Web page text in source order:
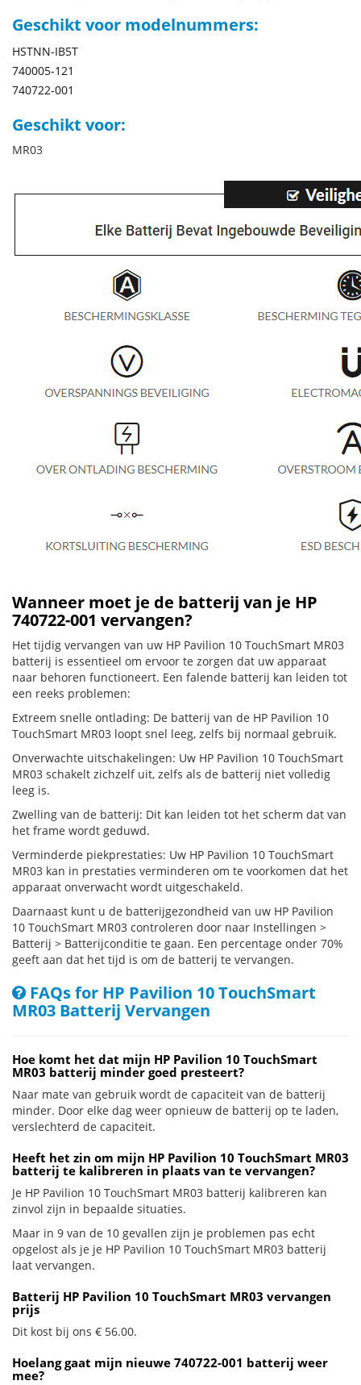
Geschikt voor modelnummers:
HSTNN-IB5T
740005-121
740722-001
Geschikt voor:
MR03
Wanneer moet je de batterij van je HP
740722-001 vervangen?
Het tijdig vervangen van uw HP Pavilion 10 TouchSmart MR03
batterij is essentieel om ervoor te zorgen dat uw apparaat
naar behoren functioneert. Een falende batterij kan leiden tot
een reeks problemen:
Extreem snelle ontlading: De batterij van de HP Pavilion 10
TouchSmart MR03 loopt snel leeg, zelfs bij normaal gebruik.
Onverwachte uitschakelingen: Uw HP Pavilion 10 TouchSmart
MR03 schakelt zichzelf uit, zelfs als de batterij niet volledig
leeg is.
Zwelling van de batterij: Dit kan leiden tot het scherm dat van
het frame wordt geduwd.
Verminderde piekprestaties: Uw HP Pavilion 10 TouchSmart
MR03 kan in prestaties verminderen om te voorkomen dat het
apparaat onverwacht wordt uitgeschakeld.
Daarnaast kunt u de batterijgezondheid van uw HP Pavilion
10 TouchSmart MR03 controleren door naar Instellingen >
Batterij > Batterijconditie te gaan. Een percentage onder 70%
geeft aan dat het tijd is om de batterij te vervangen.
FAQs for HP Pavilion 10 TouchSmart
MR03 Batterij Vervangen
Hoe komt het dat mijn HP Pavilion 10 TouchSmart
MR03 batterij minder goed presteert?
Naar mate van gebruik wordt de capaciteit van de batterij
minder. Door elke dag weer opnieuw de batterij op te laden,
verslechterd de capaciteit.
Heeft het zin om mijn HP Pavilion 10 TouchSmart MR03
batterij te kalibreren in plaats van te vervangen?
Je HP Pavilion 10 TouchSmart MR03 batterij kalibreren kan
zinvol zijn in bepaalde situaties.
Maar in 9 van de 10 gevallen zijn je problemen pas echt
opgelost als je je HP Pavilion 10 TouchSmart MR03 batterij
laat vervangen.
Batterij HP Pavilion 10 TouchSmart MR03 vervangen
prijs
Dit kost bij ons € 56.00.
Hoelang gaat mijn nieuwe 740722-001 batterij weer
mee?